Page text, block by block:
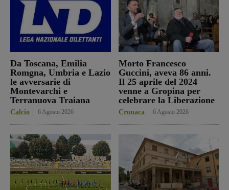
Da Toscana, Emilia
Romgna, Umbria e Lazio
le avversarie di
Montevarchi e
Terranuova Traiana
Calcio 6 Agosto 2026
Morto Francesco
Guccini, aveva 86 anni.
Il 25 aprile del 2024
venne a Gropina per
celebrare la Liberazione
Cronaca 6 Agosto 2026